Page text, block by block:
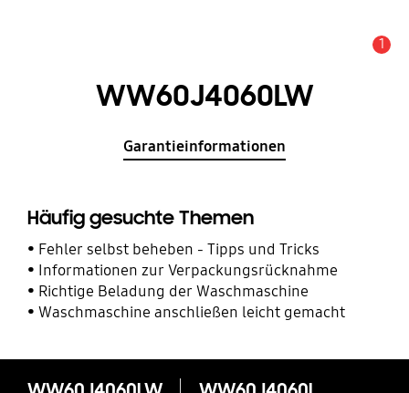
1
WW60J4060LW
Garantieinformationen
Häufig gesuchte Themen
Fehler selbst beheben - Tipps und Tricks
Informationen zur Verpackungsrücknahme
Richtige Beladung der Waschmaschine
Waschmaschine anschließen leicht gemacht